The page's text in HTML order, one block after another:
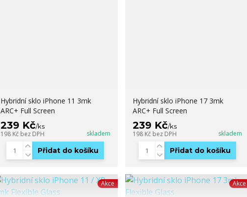
Hybridní sklo iPhone 11 3mk
ARC+ Full Screen
239 Kč/ks
198 Kč bez DPH skladem
Přidat do košíku
Hybridní sklo iPhone 17 3mk
ARC+ Full Screen
239 Kč/ks
198 Kč bez DPH skladem
Přidat do košíku
Akce Akce